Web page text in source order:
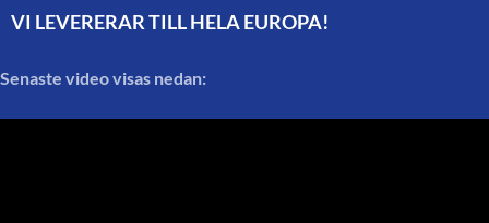
VI LEVERERAR TILL HELA EUROPA!
Senaste video visas nedan: